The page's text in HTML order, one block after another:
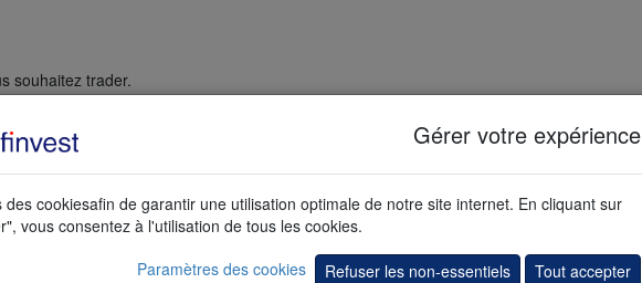
souhaitez trader.
l’étude 2-in-1 candle (bougie 2 en 1).
paire de devises pour trader
Gérer votre expérience
des cookiesafin de garantir une utilisation optimale de notre site internet. En cliquant sur
vous consentez à l'utilisation de tous les cookies.
Paramètres des cookies
Refuser les non-essentiels Tout accepter
RÉEL